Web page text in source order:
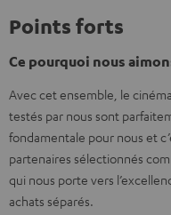
Points forts
Ce pourquoi nous
Avec cet ensemble, le
testés par nous sont
fondamentale pour nous et
partenaires sélectionnés
qui nous porte vers
achats séparés.